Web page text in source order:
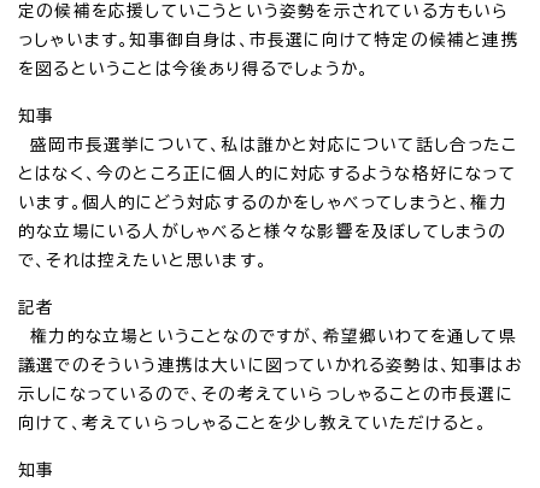
定の候補を応援していこうという姿勢を示されている方もいら
っしゃいます。知事御自身は、市長選に向けて特定の候補と連携
を図るということは今後あり得るでしょうか。
知事
盛岡市長選挙について、私は誰かと対応について話し合ったこ
とはなく、今のところ正に個人的に対応するような格好になって
います。個人的にどう対応するのかをしゃべってしまうと、権力
的な立場にいる人がしゃべると様々な影響を及ぼしてしまうの
で、それは控えたいと思います。
記者
権力的な立場ということなのですが、希望郷いわてを通して県
議選でのそういう連携は大いに図っていかれる姿勢は、知事はお
示しになっているので、その考えていらっしゃることの市長選に
向けて、考えていらっしゃることを少し教えていただけると。
知事